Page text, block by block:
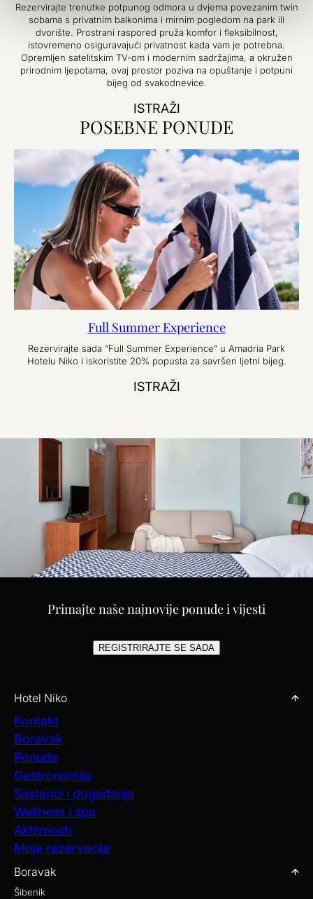
Rezervirajte trenutke potpunog odmora u dvjema povezanim twin
sobama s privatnim balkonima i mirnim pogledom na park ili
dvorište. Prostrani raspored pruža komfor i fleksibilnost,
istovremeno osiguravajući privatnost kada vam je potrebna.
Opremljen satelitskim TV-om i modernim sadržajima, a okružen
prirodnim ljepotama, ovaj prostor poziva na opuštanje i potpuni
bijeg od svakodnevice.
ISTRAŽI
POSEBNE PONUDE
Full Summer Experience
Rezervirajte sada “Full Summer Experience” u Amadria Park
Hotelu Niko i iskoristite 20% popusta za savršen ljetni bijeg.
ISTRAŽI
Primajte naše najnovije ponude i vijesti
REGISTRIRAJTE SE SADA
Hotel Niko
Kontakt
Boravak
Ponude
Gastronomija
Sastanci i događanja
Wellness i spa
Aktivnosti
Moje rezervacije
Boravak
Šibenik